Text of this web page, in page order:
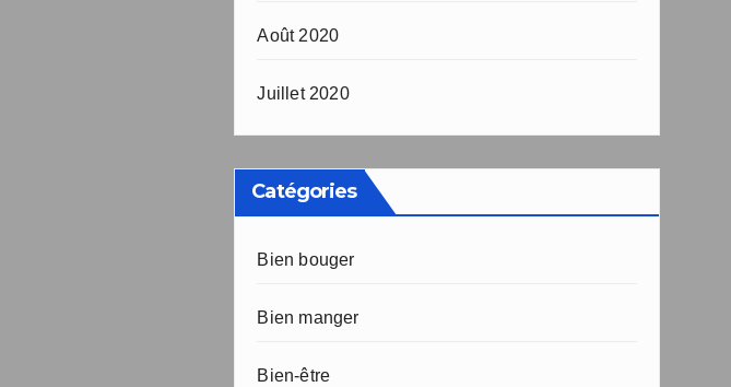
Août 2020
Juillet 2020
Catégories
Bien bouger
Bien manger
Bien-être